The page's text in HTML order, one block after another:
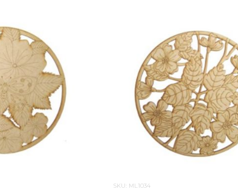
SKU: ML1034